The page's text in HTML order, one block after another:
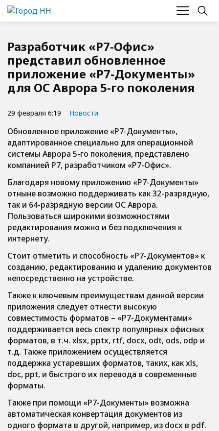
Разработчик «Р7-Офис»
представил обновленное
приложение «Р7-Документы»
для ОС Аврора 5-го поколения
29 февраля 6:19 Новости
Обновленное приложение «Р7-Документы»,
адаптированное специально для операционной
системы Аврора 5-го поколения, представлено
компанией Р7, разработчиком «Р7-Офис».
Благодаря новому приложению «Р7-Документы»
отныне возможно поддерживать как 32-разрядную,
так и 64-разрядную версии ОС Аврора.
Пользоваться широкими возможностями
редактирования можно и без подключения к
интернету.
Стоит отметить и способность «Р7-Документов» к
созданию, редактированию и удалению документов
непосредственно на устройстве.
Также к ключевым преимуществам данной версии
приложения следует отнести высокую
совместимость форматов – «Р7-Документами»
поддерживается весь спектр популярных офисных
форматов, в т.ч. xlsx, pptx, rtf, docx, odt, ods, odp и
т.д. Также приложением осуществляется
поддержка устаревших форматов, таких, как xls,
doc, ppt, и быстрого их перевода в современные
форматы.
Также при помощи «Р7-Документы» возможна
автоматическая конвертация документов из
одного формата в другой, например, из docx в pdf.